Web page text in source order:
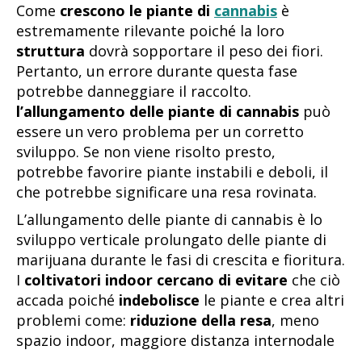
Come crescono le piante di cannabis è
estremamente rilevante poiché la loro
struttura dovrà sopportare il peso dei fiori.
Pertanto, un errore durante questa fase
potrebbe danneggiare il raccolto.
l’allungamento delle piante di cannabis può
essere un vero problema per un corretto
sviluppo. Se non viene risolto presto,
potrebbe favorire piante instabili e deboli, il
che potrebbe significare una resa rovinata.
L’allungamento delle piante di cannabis è lo
sviluppo verticale prolungato delle piante di
marijuana durante le fasi di crescita e fioritura.
I coltivatori indoor cercano di evitare che ciò
accada poiché indebolisce le piante e crea altri
problemi come: riduzione della resa, meno
spazio indoor, maggiore distanza internodale